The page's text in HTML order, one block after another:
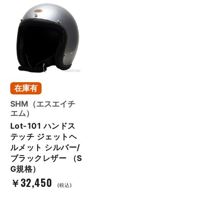
在庫有
SHM（エスエイチ
エム）
Lot-101 ハンドス
テッチ ジェットヘ
ルメット シルバー/
ブラックレザー （S
G規格）
￥32,450 (税込)